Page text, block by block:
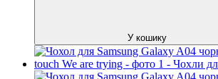
У кошику